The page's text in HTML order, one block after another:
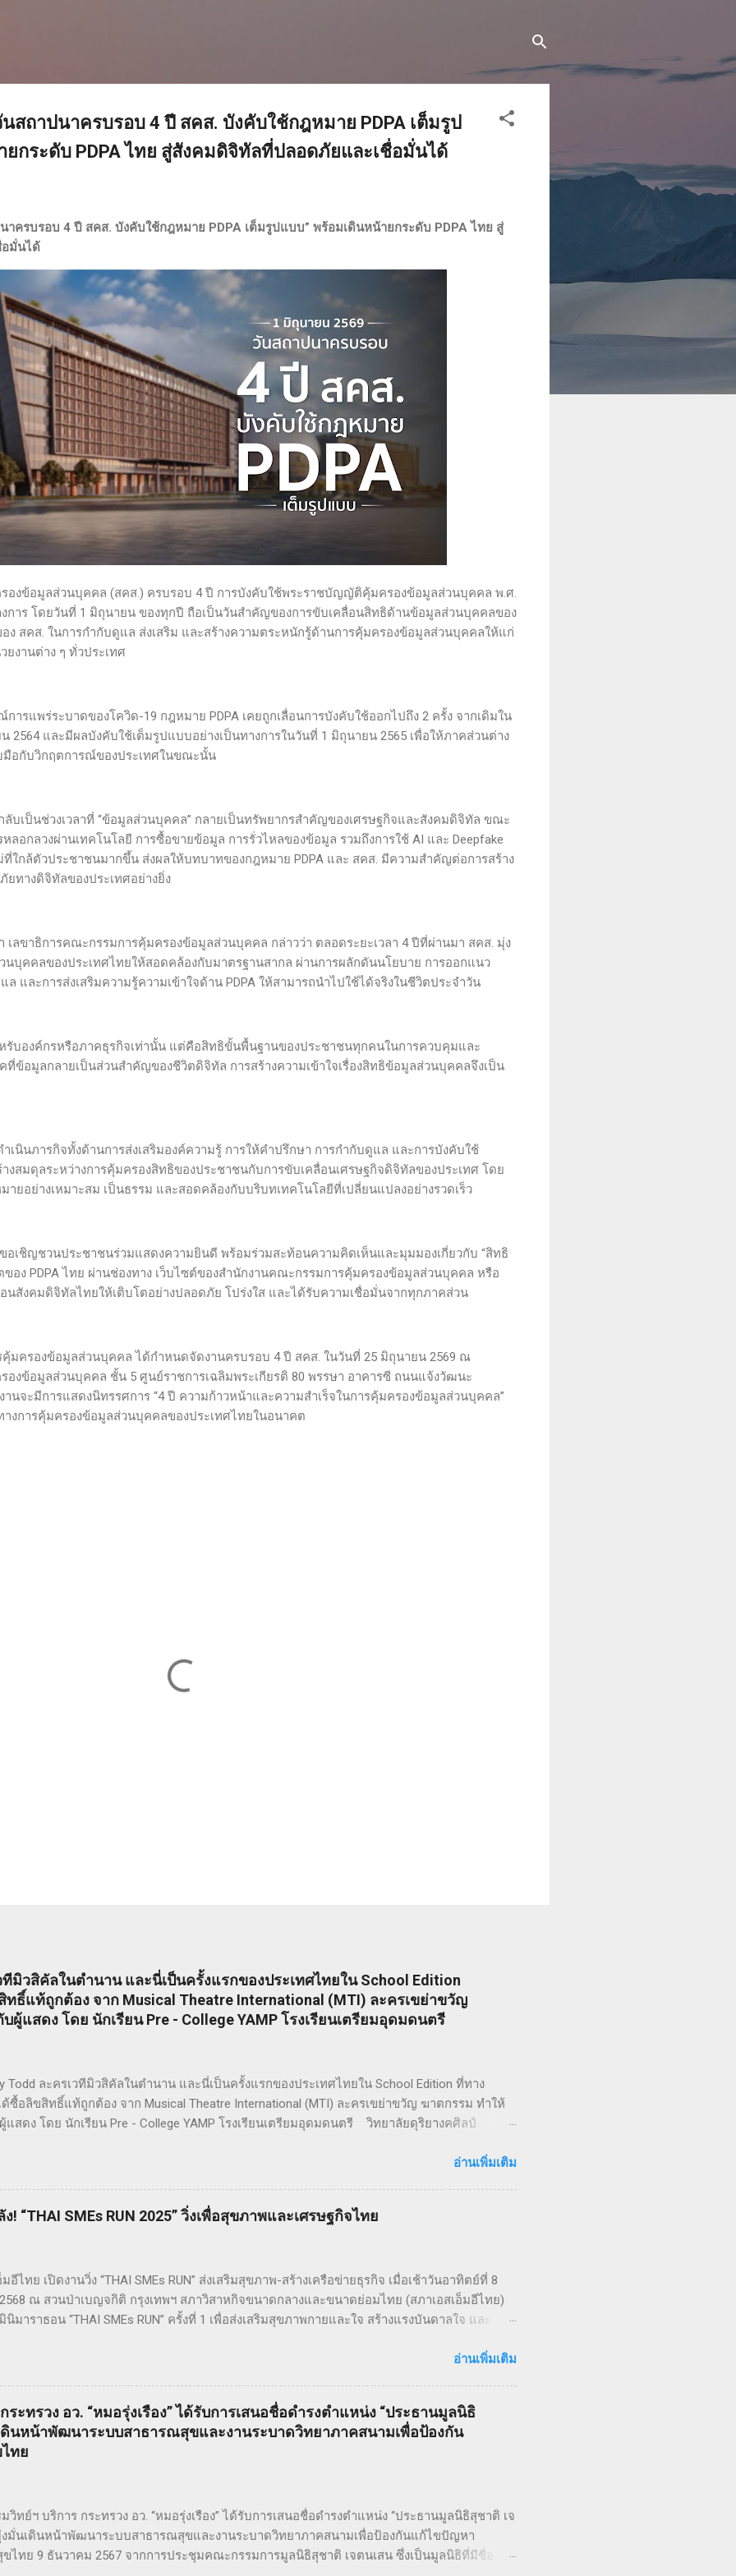
สถาปนาครบรอบ 4 ปี สคส. บังคับใช้กฎหมาย PDPA เต็มรูป
ยกระดับ PDPA ไทย สู่สังคมดิจิทัลที่ปลอดภัยและเชื่อมั่นได้
าครบรอบ 4 ปี สคส. บังคับใช้กฎหมาย PDPA เต็มรูปแบบ” พร้อมเดินหน้ายกระดับ PDPA ไทย สู่
มั่นได้
องข้อมูลส่วนบุคคล (สคส.) ครบรอบ 4 ปี การบังคับใช้พระราชบัญญัติคุ้มครองข้อมูลส่วนบุคคล พ.ศ.
างการ โดยวันที่ 1 มิถุนายน ของทุกปี ถือเป็นวันสำคัญของการขับเคลื่อนสิทธิด้านข้อมูลส่วนบุคคลของ
ง สคส. ในการกำกับดูแล ส่งเสริม และสร้างความตระหนักรู้ด้านการคุ้มครองข้อมูลส่วนบุคคลให้แก่
งานต่าง ๆ ทั่วประเทศ
ารแพร่ระบาดของโควิด-19 กฎหมาย PDPA เคยถูกเลื่อนการบังคับใช้ออกไปถึง 2 ครั้ง จากเดิมใน
2564 และมีผลบังคับใช้เต็มรูปแบบอย่างเป็นทางการในวันที่ 1 มิถุนายน 2565 เพื่อให้ภาคส่วนต่าง
มือกับวิกฤตการณ์ของประเทศในขณะนั้น
ลับเป็นช่วงเวลาที่ “ข้อมูลส่วนบุคคล” กลายเป็นทรัพยากรสำคัญของเศรษฐกิจและสังคมดิจิทัล ขณะ
อกลวงผ่านเทคโนโลยี การซื้อขายข้อมูล การรั่วไหลของข้อมูล รวมถึงการใช้ AI และ Deepfake
ใกล้ตัวประชาชนมากขึ้น ส่งผลให้บทบาทของกฎหมาย PDPA และ สคส. มีความสำคัญต่อการสร้าง
ทางดิจิทัลของประเทศอย่างยิ่ง
เลขาธิการคณะกรรมการคุ้มครองข้อมูลส่วนบุคคล กล่าวว่า ตลอดระยะเวลา 4 ปีที่ผ่านมา สคส. มุ่ง
นบุคคลของประเทศไทยให้สอดคล้องกับมาตรฐานสากล ผ่านการผลักดันนโยบาย การออกแนว
และการส่งเสริมความรู้ความเข้าใจด้าน PDPA ให้สามารถนำไปใช้ได้จริงในชีวิตประจำวัน
หรับองค์กรหรือภาคธุรกิจเท่านั้น แต่คือสิทธิขั้นพื้นฐานของประชาชนทุกคนในการควบคุมและ
ที่ข้อมูลกลายเป็นส่วนสำคัญของชีวิตดิจิทัล การสร้างความเข้าใจเรื่องสิทธิข้อมูลส่วนบุคคลจึงเป็น
เนินภารกิจทั้งด้านการส่งเสริมองค์ความรู้ การให้คำปรึกษา การกำกับดูแล และการบังคับใช้
างสมดุลระหว่างการคุ้มครองสิทธิของประชาชนกับการขับเคลื่อนเศรษฐกิจดิจิทัลของประเทศ โดย
ยอย่างเหมาะสม เป็นธรรม และสอดคล้องกับบริบทเทคโนโลยีที่เปลี่ยนแปลงอย่างรวดเร็ว
อเชิญชวนประชาชนร่วมแสดงความยินดี พร้อมร่วมสะท้อนความคิดเห็นและมุมมองเกี่ยวกับ “สิทธิ
อง PDPA ไทย ผ่านช่องทาง เว็บไซต์ของสำนักงานคณะกรรมการคุ้มครองข้อมูลส่วนบุคคล หรือ
อนสังคมดิจิทัลไทยให้เติบโตอย่างปลอดภัย โปร่งใส และได้รับความเชื่อมั่นจากทุกภาคส่วน
มครองข้อมูลส่วนบุคคล ได้กำหนดจัดงานครบรอบ 4 ปี สคส. ในวันที่ 25 มิถุนายน 2569 ณ
องข้อมูลส่วนบุคคล ชั้น 5 ศูนย์ราชการเฉลิมพระเกียรติ 80 พรรษา อาคารซี ถนนแจ้งวัฒนะ
านจะมีการแสดงนิทรรศการ “4 ปี ความก้าวหน้าและความสำเร็จในการคุ้มครองข้อมูลส่วนบุคคล”
างการคุ้มครองข้อมูลส่วนบุคคลของประเทศไทยในอนาคต
ทีมิวสิคัลในตำนาน และนี่เป็นครั้งแรกของประเทศไทยใน School Edition
ทธิ์แท้ถูกต้อง จาก Musical Theatre International (MTI) ละครเขย่าขวัญ
ผู้แสดง โดย นักเรียน Pre - College YAMP โรงเรียนเตรียมอุดมดนตรี
Todd ละครเวทีมิวสิคัลในตำนาน และนี่เป็นครั้งแรกของประเทศไทยใน School Edition ที่ทาง
ด้ซื้อลิขสิทธิ์แท้ถูกต้อง จาก Musical Theatre International (MTI) ละครเขย่าขวัญ ฆาตกรรม ทำให้
แสดง โดย นักเรียน Pre - College YAMP โรงเรียนเตรียมอุดมดนตรี วิทยาลัยดุริยางคศิลป์
โดย ดำเกิง ฐิตะปิยะศักดิ์ หรือ คุณบิ๊ก Sweeney Todd เป็นเรื่องราวในสมัยวิกตอเรียของช่างตัดผม
Todd มีต้นกำเนิดมาจากนวนิยาย สมัยวิกตอเรีย ที่ได้รับความนิยมอย่างต่อเนื่อง ซึ่งรู้จักกันใน
Dreadfuls เรื่องราวที่ชื่อว่า The String of Pearls ซึ่งได้รับการตีพิมพ์ในนิตยสารรายสัปดาห์ในช่วง
อ่านเพิ่มเติม
! “THAI SMEs RUN 2025” วิ่งเพื่อสุขภาพและเศรษฐกิจไทย
มอีไทย เปิดงานวิ่ง “THAI SMEs RUN” ส่งเสริมสุขภาพ-สร้างเครือข่ายธุรกิจ เมื่อเช้าวันอาทิตย์ที่ 8
ณ สวนป่าเบญจกิติ กรุงเทพฯ สภาวิสาหกิจขนาดกลางและขนาดย่อมไทย (สภาเอสเอ็มอีไทย)
นิมาราธอน “THAI SMEs RUN” ครั้งที่ 1 เพื่อส่งเสริมสุขภาพกายและใจ สร้างแรงบันดาลใจ และ
ที่เน้นการก้าวไปข้างหน้า เติบโตอย่างมั่นคง และมุ่งสู่เป้าหมายร่วมกัน งานวิ่ง THAI SMEs RUN:
กม.) ผู้เข้าร่วมทุกคนได้รับเสื้อวิ่งและเหรียญที่ระลึก พร้อมลุ้นถ้วยรางวัล Overall สำหรับผู้เข้าเส้นชัย
นอกจากส่งเสริมสุขภาพ งานนี้ยังเป็นเวทีสำคัญสำหรับ การสร้างเครือข่ายธุรกิจ แลกเปลี่ยนมุมมอง
พลังความร่วมมือของ SMEs ไทย ผู้นำและผู้สนับสนุนงานวิ่ง THAI SMEs RUN งานนี้ได้รับเกียรติจาก
ทั้งภาครัฐและเอกชน นำโดย คุณไชยวัฒน์ หาญสมวงศ์ ประธานกิตติมศั...
อ่านเพิ่มเติม
ะทรวง อว. “หมอรุ่งเรือง” ได้รับการเสนอชื่อดำรงตำแหน่ง “ประธานมูลนิธิ
ดินหน้าพัฒนาระบบสาธารณสุขและงานระบาดวิทยาภาคสนามเพื่อป้องกัน
ทย
วิทย์ฯ บริการ กระทรวง อว. “หมอรุ่งเรือง” ได้รับการเสนอชื่อดำรงตำแหน่ง “ประธานมูลนิธิสุชาติ เจ
งมั่นเดินหน้าพัฒนาระบบสาธารณสุขและงานระบาดวิทยาภาคสนามเพื่อป้องกันแก้ไขปัญหา
ไทย 9 ธันวาคม 2567 จากการประชุมคณะกรรมการมูลนิธิสุชาติ เจตนเสน ซึ่งเป็นมูลนิธิที่มีชื่อ